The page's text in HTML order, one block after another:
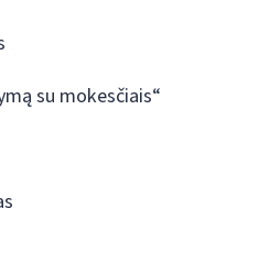
su mokesčiais“